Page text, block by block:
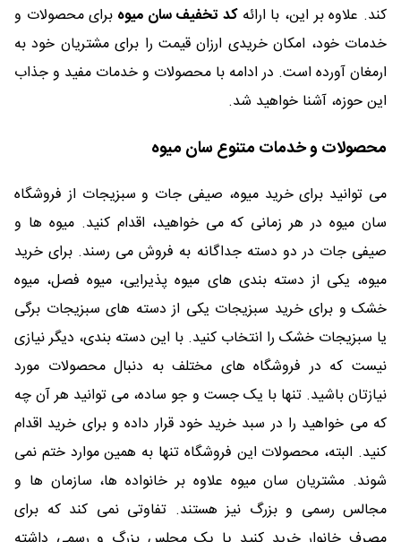
کند. علاوه بر این، با ارائهکد تخفیف سان میوه برای محصولات و
خدمات خود، امکان خریدی ارزان قیمت را برای مشتریان خود به
ارمغان آورده است. در ادامه با محصولات و خدمات مفید و جذاب
این حوزه، آشنا خواهید شد.
محصولات و خدمات متنوع سان میوه
می توانید برای خرید میوه، صیفی جات و سبزیجات از فروشگاه
سان میوه در هر زمانی که می خواهید، اقدام کنید. میوه ها و
صیفی جات در دو دسته جداگانه به فروش می رسند. برای خرید
میوه، یکی از دسته بندی های میوه پذیرایی، میوه فصل، میوه
خشک و برای خرید سبزیجات یکی از دسته های سبزیجات برگی
یا سبزیجات خشک را انتخاب کنید. با این دسته بندی، دیگر نیازی
نیست که در فروشگاه های مختلف به دنبال محصولات مورد
نیازتان باشید. تنها با یک جست و جو ساده، می توانید هر آن چه
که می خواهید را در سبد خرید خود قرار داده و برای خرید اقدام
کنید. البته، محصولات این فروشگاه تنها به همین موارد ختم نمی
شوند. مشتریان سان میوه علاوه بر خانواده ها، سازمان ها و
مجالس رسمی و بزرگ نیز هستند. تفاوتی نمی کند که برای